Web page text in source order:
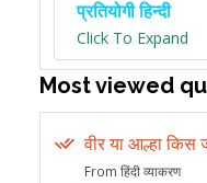
प्रतियोगी हिन्दी
Click To Expand
Most viewed
वीर या आल्हा किस
From हिंदी व्याकरण